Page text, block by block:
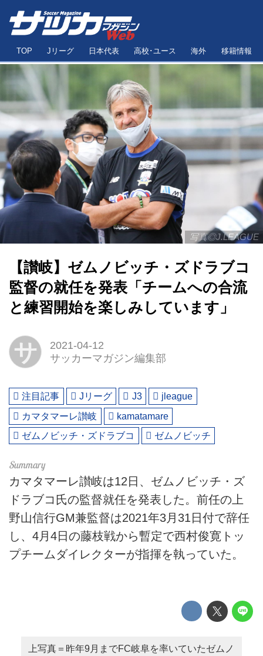
TOP Jリーグ 日本代表 高校･ユース 海外 移籍情報
写真◎J.LEAGUE
【讃岐】ゼムノビッチ・ズドラブコ
監督の就任を発表「チームへの合流
と練習開始を楽しみしています」
サ
2021-04-12
サッカーマガジン編集部
注目記事 Jリーグ J3
jleague
カマタマーレ讃岐
kamatamare
ゼムノビッチ・ズドラブコ
ゼムノビッチ
カマタマーレ讃岐は12日、ゼムノビッチ・ズ
ドラブコ氏の監督就任を発表した。前任の上
野山信行GM兼監督は2021年3月31日付で辞任
し、4月4日の藤枝戦から暫定で西村俊寛トッ
プチームダイレクターが指揮を執っていた。
上写真＝昨年9月までFC岐阜を率いていたゼムノ